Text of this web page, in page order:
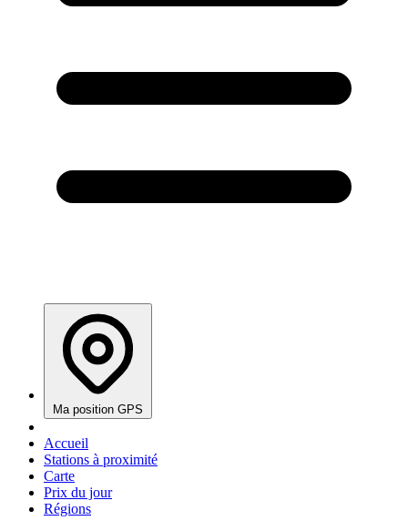
Ma position GPS
Accueil
Stations à proximité
Carte
Prix du jour
Régions